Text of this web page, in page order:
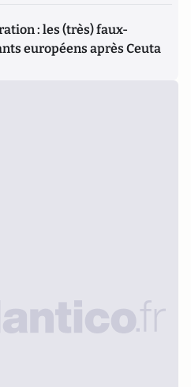
: les (très) faux-
européens après Ceuta